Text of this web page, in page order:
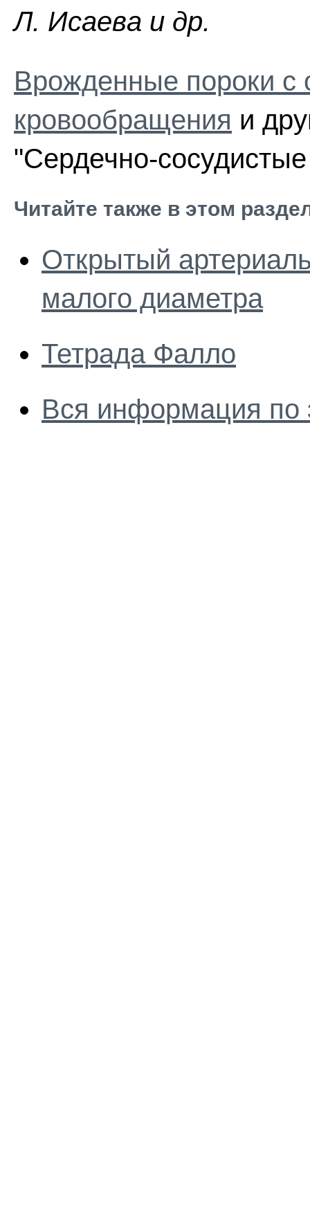
Л. Иcaeвa и др.
Врожденные пороки с
кровообращения и
"Сердечно-
Читайте также в этом
Открытый
малого диаметра
Тетрада Фалло
Вся информация по